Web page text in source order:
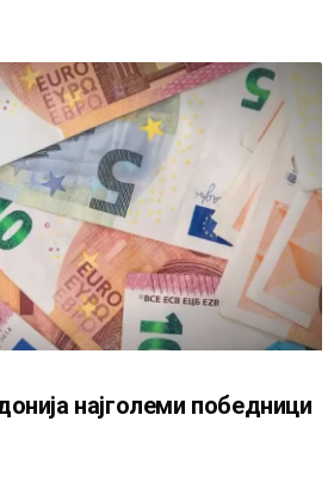
најголеми победници